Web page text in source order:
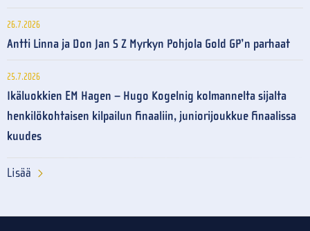
26.7.2026
Antti Linna ja Don Jan S Z Myrkyn Pohjola Gold GP’n parhaat
25.7.2026
Ikäluokkien EM Hagen – Hugo Kogelnig kolmannelta sijalta
henkilökohtaisen kilpailun finaaliin, juniorijoukkue finaalissa
kuudes
Lisää